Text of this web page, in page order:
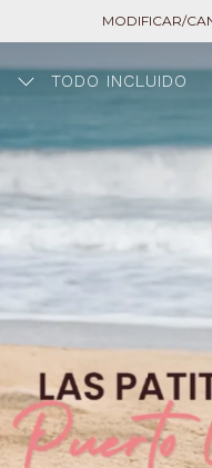
MODIFICAR/
TODO INCLUIDO